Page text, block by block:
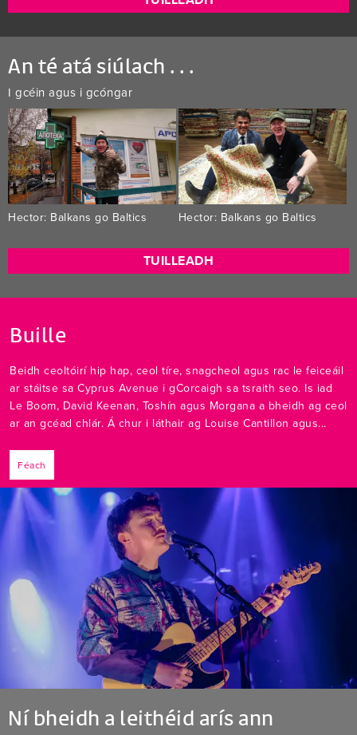
An té atá siúlach . . .
I gcéin agus i gcóngar
Hector: Balkans go Baltics Hector: Balkans go Baltics
TUILLEADH
Buille
Beidh ceoltóirí hip hap, ceol tíre, snagcheol agus rac le feiceáil
ar stáitse sa Cyprus Avenue i gCorcaigh sa tsraith seo. Is iad
Le Boom, David Keenan, Toshín agus Morgana a bheidh ag ceol
ar an gcéad chlár. Á chur i láthair ag Louise Cantillon agus...
Féach
Ní bheidh a leithéid arís ann